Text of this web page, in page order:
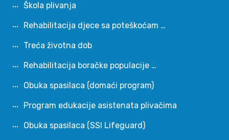
Škola plivanja
Rehabilitacija djece sa poteškoćam …
Treća životna dob
Rehabilitacija boračke populacije …
Obuka spasilaca (domaći program)
Program edukacije asistenata plivačima
Obuka spasilaca (SSI Lifeguard)